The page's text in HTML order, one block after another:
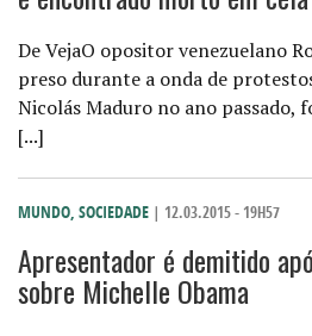
De VejaO opositor venezuelano
preso durante a onda de
Nicolás Maduro no ano
[...]
MUNDO, SOCIEDADE | 12.03.2015 - 19H57
Apresentador é demitido
sobre Michelle Obama